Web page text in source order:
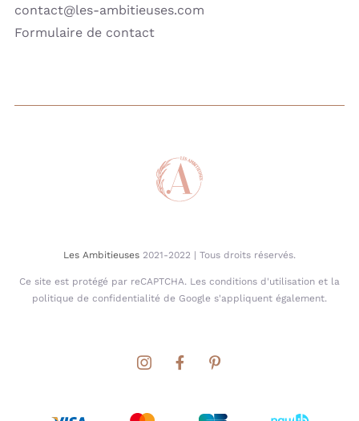
contact@les-ambitieuses.com
Formulaire de contact
Les Ambitieuses 2021-2022 | Tous droits réservés.
Ce site est protégé par reCAPTCHA. Les conditions d'utilisation et la
politique de confidentialité de Google s'appliquent également.